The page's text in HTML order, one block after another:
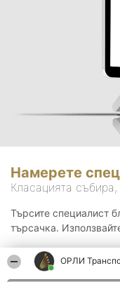
ОРЛИ
Намерете
Класацията
Търсите специалист
търсачка.